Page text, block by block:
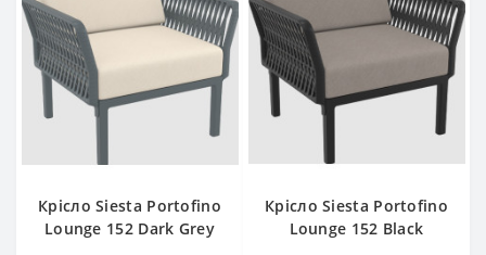
Крісло Siesta Portofino
Lounge 152 Dark Grey
Крісло Siesta Portofino
Lounge 152 Black